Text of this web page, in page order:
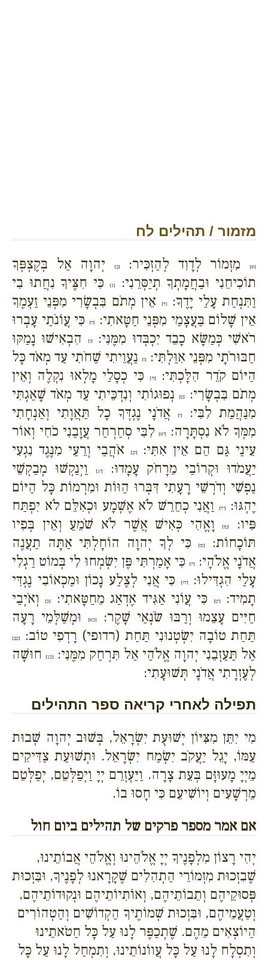
מזמור / תהילים לח
{א}מִזְמוֹר לְדָוִד לְהַזְכִּיר:{ב}
יְהוָה אַל בְּקֶצְפְּךָ
תוֹכִיחֵנִי וּבַחֲמָתְךָ תְיַסְּרֵנִי:
{ג}כִּי חִצֶּיךָ נִחֲתוּ בִי
וַתִּנְחַת עָלַי יָדֶךָ:{ד}
אֵין מְתֹם בִּבְשָׂרִי מִפְּנֵי זַעְמֶךָ
אֵין שָׁלוֹם בַּעֲצָמַי מִפְּנֵי חַטָּאתִי:{ה}
כִּי עֲוֹנֹתַי עָבְרוּ
רֹאשִׁי כְּמַשָּׂא כָבֵד יִכְבְּדוּ מִמֶּנִּי:{ו}
הִבְאִישׁוּ נָמַקּוּ
חַבּוּרֹתָי מִפְּנֵי אִוַּלְתִּי:{ז} נַעֲוֵיתִי שַׁחֹתִי עַד מְאֹד כָּל
הַיּוֹם קֹדֵר הִלָּכְתִּי:{ח}
כִּי כְסָלַי מָלְאוּ נִקְלֶה וְאֵין
מְתֹם בִּבְשָׂרִי:
{ט}נְפוּגוֹתִי וְנִדְכֵּיתִי עַד מְאֹד שָׁאַגְתִּי
מִנַּהֲמַת לִבִּי:
{י}אֲדֹנָי נֶגְדְּךָ כָל תַּאֲוָתִי וְאַנְחָתִי
מִמְּךָ לֹא נִסְתָּרָה:
{יא}לִבִּי סְחַרְחַר עֲזָבַנִי כֹחִי וְאוֹר
עֵינַי גַּם הֵם אֵין אִתִּי:{יב}
אֹהֲבַי וְרֵעַי מִנֶּגֶד נִגְעִי
יַעֲמֹדוּ וּקְרוֹבַי מֵרָחֹק עָמָדוּ:{יג}
וַיְנַקְשׁוּ מְבַקְשֵׁי
נַפְשִׁי וְדֹרְשֵׁי רָעָתִי דִּבְּרוּ הַוּוֹת וּמִרְמוֹת כָּל הַיּוֹם
יֶהְגּוּ:{יד}
וַאֲנִי כְחֵרֵשׁ לֹא אֶשְׁמָע וּכְאִלֵּם לֹא יִפְתַּח
פִּיו:
{טו}וָאֱהִי כְּאִישׁ אֲשֶׁר לֹא שֹׁמֵעַ וְאֵין בְּפִיו
תּוֹכָחוֹת:
{טז}כִּי לְךָ יְהוָה הוֹחָלְתִּי אַתָּה תַעֲנֶה
אֲדֹנָי אֱלֹהָי:
{יז} כִּי אָמַרְתִּי פֶּן יִשְׂמְחוּ לִי בְּמוֹט רַגְלִי
עָלַי הִגְדִּילוּ:{יח}
כִּי אֲנִי לְצֶלַע נָכוֹן וּמַכְאוֹבִי נֶגְדִּי
תָמִיד:{יט} כִּי עֲוֹנִי אַגִּיד אֶדְאַג מֵחַטָּאתִי: {כ}וְאֹיְבַי
חַיִּים עָצֵמוּ וְרַבּוּ שֹׂנְאַי שָׁקֶר:
{כא}
וּמְשַׁלְּמֵי רָעָה
תַּחַת טוֹבָה יִשְׂטְנוּנִי תַּחַת (רדופי) רָדְפִי טוֹב:
{כב}
אַל תַּעַזְבֵנִי יְהוָה אֱלֹהַי אַל תִּרְחַק מִמֶּנִּי: {כג}
חוּשָׁה
לְעֶזְרָתִי אֲדֹנָי תְּשׁוּעָתִי:
תפילה לאחרי קריאה ספר התהילים
מִי יִתֵּן מִצִּיּוֹן יְשׁוּעֻת יִשְׂרָאֵל, בְּשׁוּב יְהוָה שְׁבוּת
עַמּוֹ, יָגֵל יַעֲקֹב יִשְׂמַח יִשְׂרָאֵל. וּתְשׁוּעַת צַדִּיקִים
מֵיְיָ מָעוּזָּם בְּעֵת צָרָה. וַיַּעְזְרֵם יְיָ וַיְפַלְּטֵם, יְפַלְּטֵם
מֵרְשָׁעִים וְיוֹשִׁיעֵם כִּי חָסוּ בוֹ.
אם אמר מספר פרקים של תהילים ביום חול
יְהִי רָצוֹן מִלְפָנֶיךָ יְיָ אֱלֹהֵינוּ וְאֱלֹהֵי אֲבוֹתֵינוּ,
שֶׁבִזְכוּת מִזְמוֹרֵי הַתְהִלִים שֶׁקָרָאנוּ לְפָנֶיךָ, וּבִּזְכוּת
פְּסוּקֵיהֶם וְתֵבוֹתֵיהֶם, וְאוֹתִיוֹתֵיהֶם וּנְקוּדוֹתֵיהֶם,
וְטַעֲמֵיהֶם, וּבִּזְכוּת שְׁמוֹתֶיךָ הַקְדוֹשִׁים וְהַטְהוֹרִים
הַיוֹצְאִים מֵהֶם. שֶׁתְכַפֶּר לָנוּ עַל כָּל חַטֹאתֵינוּ
וְתִסְלָח לָנוּ עַל כָּל עֲווֹנוֹתֵינוּ, וְתִמְחַל לָנוּ עַל כָּל